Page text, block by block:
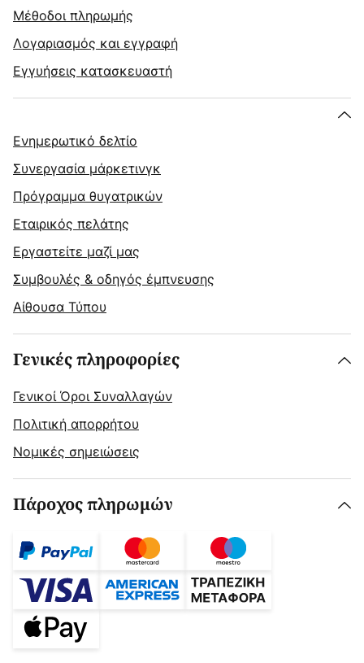
Μέθοδοι πληρωμής
Λογαριασμός και εγγραφή
Εγγυήσεις κατασκευαστή
Ενημερωτικό δελτίο
Συνεργασία μάρκετινγκ
Πρόγραμμα θυγατρικών
Εταιρικός πελάτης
Εργαστείτε μαζί μας
Συμβουλές & οδηγός έμπνευσης
Αίθουσα Τύπου
Γενικές πληροφορίες
Γενικοί Όροι Συναλλαγών
Πολιτική απορρήτου
Νομικές σημειώσεις
Πάροχος πληρωμών